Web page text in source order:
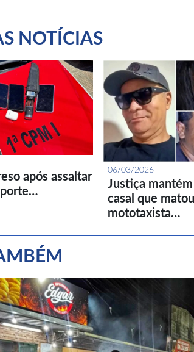
NOTÍCIAS
após assaltar
06/03/2026
Justiça
casal que matou
mototaxista…